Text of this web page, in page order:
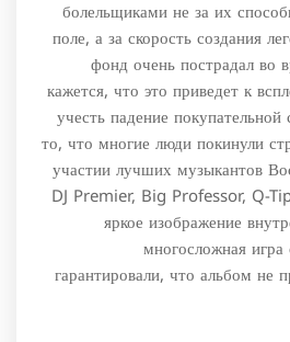
болельщиками не за их
поле, а за скорость создания
фонд очень пострадал во
кажется, что это приведет к
учесть падение
то, что многие люди покинули
участии лучших музыкантов
DJ Premier, Big Professor, Q-
яркое изображение
многосложная
гарантировали, что альбом не